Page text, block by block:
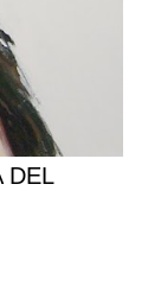
DEL